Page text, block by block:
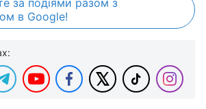
за подіями разом з
в Google!